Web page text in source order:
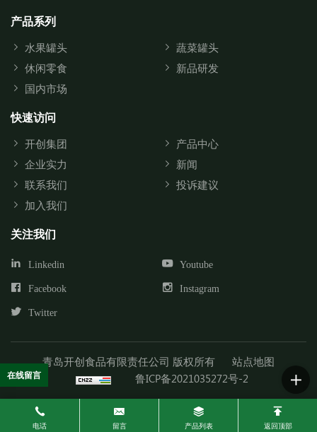
电话 留言 产品列表 返回顶部
在线留言
产品系列
水果罐头
蔬菜罐头
休闲零食
新品研发
国内市场
快速访问
开创集团
产品中心
企业实力
新闻
联系我们
投诉建议
加入我们
关注我们
Linkedin Youtube
Facebook Instagram
Twitter
青岛开创食品有限责任公司 版权所有
站点地图
鲁ICP备2021035272号-2